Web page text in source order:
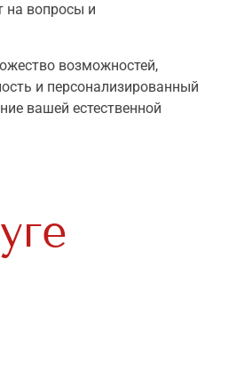
на вопросы и
возможностей,
и персонализированный
вашей естественной